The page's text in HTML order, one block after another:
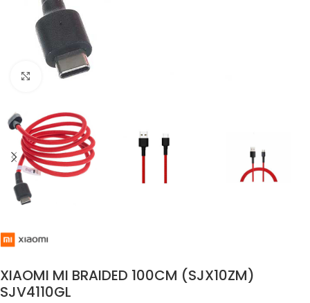
Click to enlarge
XIAOMI MI BRAIDED 100CM (SJX10ZM)
SJV4110GL